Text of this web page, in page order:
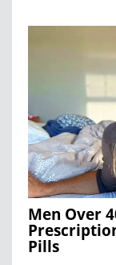
Men Over
Pills